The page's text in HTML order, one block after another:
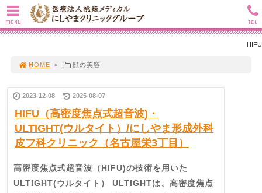
HIFU
HOME > 顔の美容
2023-12-08 2025-08-07
HIFU（高密度焦点式超音波)・
ULTIGHT(ウルタイト）/にしやま形成外科
皮フ科クリニック（名古屋栄3丁目）
高密度焦点式超音波（HIFU)の技術を用いた
ULTIGHT(ウルタイト） ULTIGHTは、高密度焦点
MENU TEL